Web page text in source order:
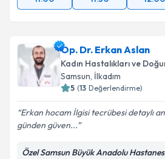
Op. Dr. Erkan Aslan
Kadın Hastalıkları ve
Samsun, İlkadım
5 (13 Değerlendirme)
Erkan hocam İlgisi tecrübesi detaylı
günden güven...
Özel Samsun Büyük Anadolu